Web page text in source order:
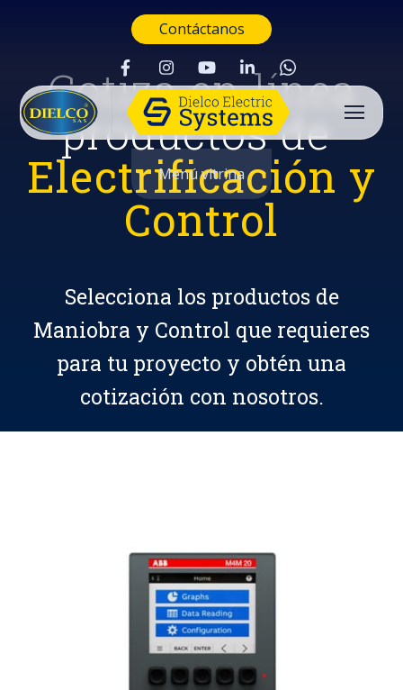
Contáctanos
Menú vitrina
Cotiza en línea
productos de
Electrificación y
Control
Selecciona los productos de
Maniobra y Control que requieres
para tu proyecto y obtén una
cotización con nosotros.